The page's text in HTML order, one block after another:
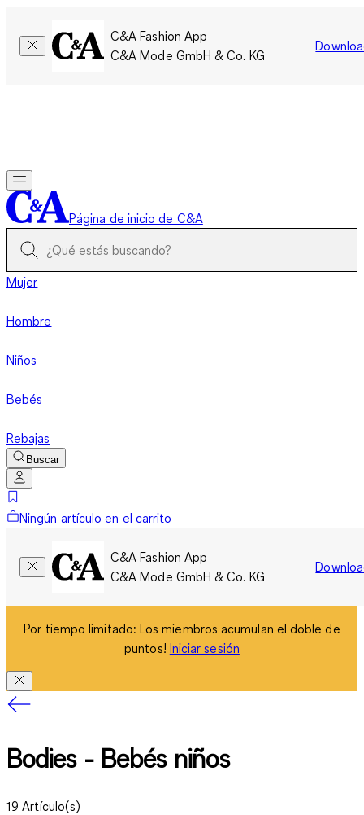
C&A Fashion App
C&A Mode GmbH & Co. KG
Página de inicio de C&A
Mujer
Hombre
Niños
Bebés
Rebajas
Buscar
Ningún artículo en el carrito
C&A Fashion App
C&A Mode GmbH & Co. KG
Por tiempo limitado: Los miembros acumulan el doble de
puntos! Iniciar sesión
Bodies - Bebés niños
19 Artículo(s)